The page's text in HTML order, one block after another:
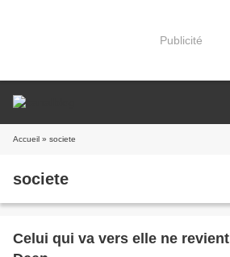
Publicité
Accueil » societe
societe
Celui qui va vers elle ne